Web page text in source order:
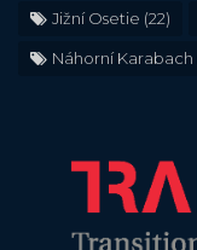
Jižní Osetie (22)
Náhorní Karabach